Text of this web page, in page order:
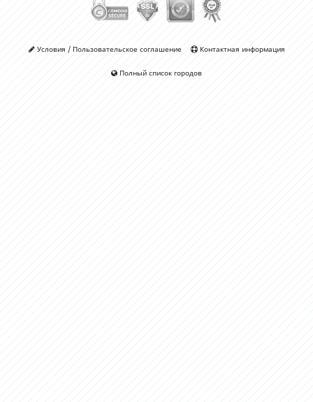
Условия / Пользовательское соглашение Контактная информация
Полный список городов